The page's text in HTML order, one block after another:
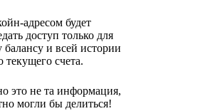
адресом будет
доступ только для
и всей истории
текущего счета.
это не та информация,
могли бы делиться!